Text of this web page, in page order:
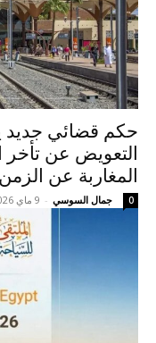
حكم قضائي
التعويض عن
المغاربة عن
جمال السوسي - 9 ماي 2026 0